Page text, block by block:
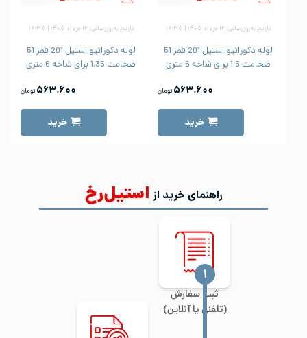
تاریخ به‌روزرسانی: ۱۲ مرداد ۱۴۰۵ | ۱۶:۳۵
لوله دکوراتیو استیل 201 قطر 51
ضخامت 1.5 براق شاخه 6 متری
۵۶۳,۶۰۰ تومان
خرید
تاریخ به‌روزرسانی: ۱۲ مرداد ۱۴۰۵ | ۱۶:۳۵
لوله دکوراتیو استیل 201 قطر 51
ضخامت 1.35 براق شاخه 6 متری
۵۶۳,۶۰۰ تومان
خرید
راهنمای خرید از استیل‌رخ
ثبت سفارش
(تلفنی یا آنلاین)
‍۱